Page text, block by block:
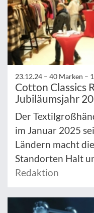
23.12.24 – 40 Marken –
Cotton Classics
Jubiläumsjahr
Der
im Januar 2025
Ländern macht
Standorten Halt
Redaktion